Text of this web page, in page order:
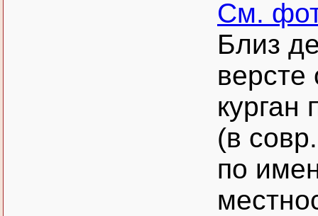
См.
Близ
версте
курган
(в
по